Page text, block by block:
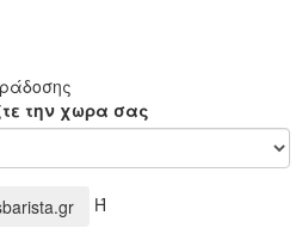
την χωρα σας
Ή